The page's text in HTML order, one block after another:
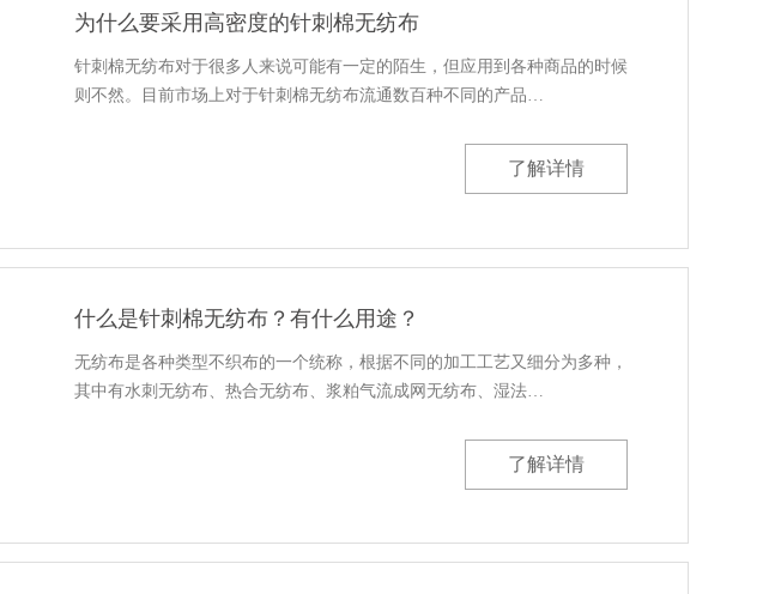
为什么要采用高密度的针刺棉无纺布
针刺棉无纺布对于很多人来说可能有一定的陌生，但应用到各种商品的时候
则不然。目前市场上对于针刺棉无纺布流通数百种不同的产品…
了解详情
什么是针刺棉无纺布？有什么用途？
无纺布是各种类型不织布的一个统称，根据不同的加工工艺又细分为多种，
其中有水刺无纺布、热合无纺布、浆粕气流成网无纺布、湿法…
了解详情